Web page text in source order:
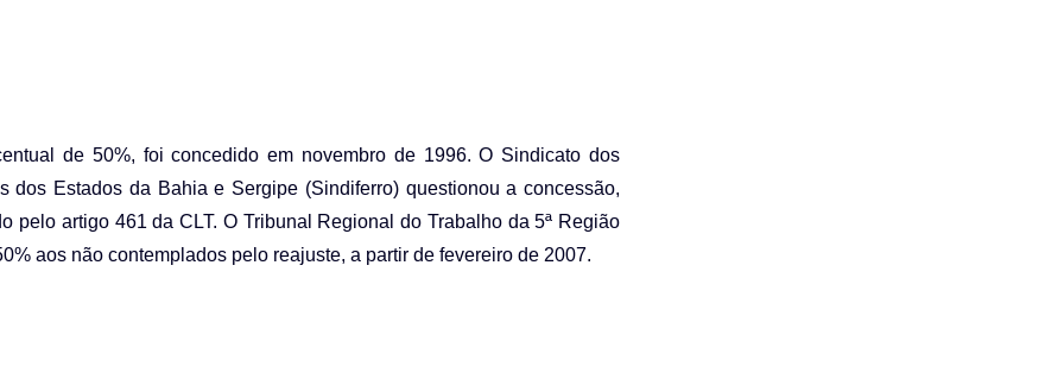
de 50%, foi concedido em novembro de 1996. O Sindicato dos
dos Estados da Bahia e Sergipe (Sindiferro) questionou a concessão,
artigo 461 da CLT. O Tribunal Regional do Trabalho da 5ª Região
aos não contemplados pelo reajuste, a partir de fevereiro de 2007.